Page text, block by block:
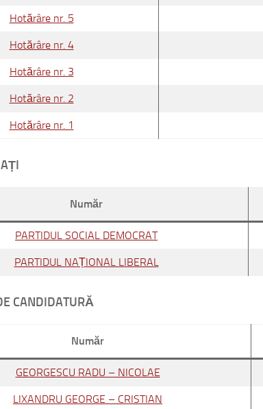
Hotărâre nr. 5
Hotărâre nr. 4
Hotărâre nr. 3
Hotărâre nr. 2
Hotărâre nr. 1
Număr
PARTIDUL SOCIAL DEMOCRAT
PARTIDUL NAȚIONAL LIBERAL
CANDIDATURĂ
Număr
GEORGESCU RADU – NICOLAE
LIXANDRU GEORGE – CRISTIAN